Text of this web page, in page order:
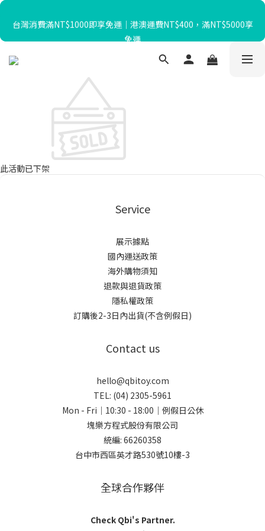
暑假限定☀️滿額送迴力小貨車、最高再折$650！
台灣消費滿NT$1000即享免運｜港澳運費NT$400，滿NT$5000享
免運
此活動已下架
Service
展示據點
國內運送政策
海外購物須知
退款與退貨政策
隱私權政策
訂購後2-3日內出貨(不含例假日)
Contact us
hello@qbitoy.com
TEL: (04) 2305-5961
Mon - Fri｜10:30 - 18:00｜例假日公休
塊樂方程式股份有限公司
統編: 66260358
台中市西區英才路530號10樓-3
全球合作夥伴
Check Qbi's Partner.